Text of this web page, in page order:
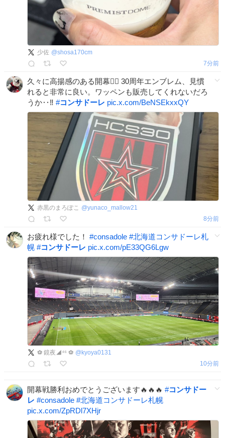
少佐 @shosa170cm
8分前
久々に高揚感のある開幕❤️‍🔥 30周年エンブレム、見慣
れると非常に良い。ワッペンも販売してくれないだろ
うか‥‼︎ #コンサドーレ pic.x.com/BeNSEkxxQY
赤黒のまろぽこ @yunaco_mallow21
8分前
お疲れ様でした！ #consadole #北海道コンサドーレ札
幌 #コンサドーレ pic.x.com/pE33QG6Lgw
⚽️ 鏡夜◢⁴⁶ ⚽️ @ kyoya0131
10分前
開幕戦勝利おめでとうございます🔥🔥🔥 #コンサドー
レ #consadole #北海道コンサドーレ札幌
pic.x.com/ZpRDl7XHjr